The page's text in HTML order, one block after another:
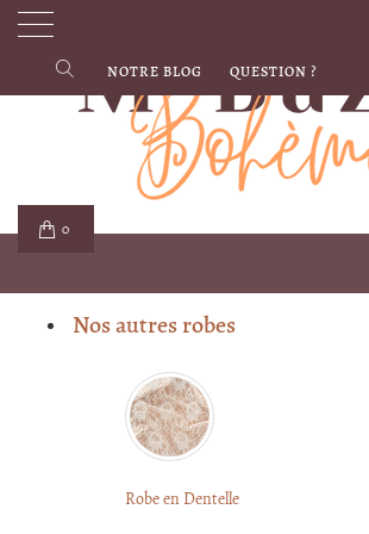
0
NOTRE BLOG QUESTION ?
Nos autres robes
Robe en Dentelle